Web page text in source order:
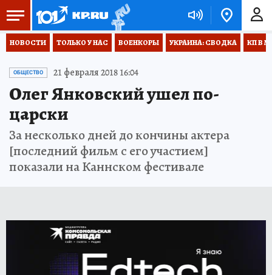
НОВОСТИ ТОЛЬКО У НАС ВОЕНКОРЫ УКРАИНА: СВОДКА КП В
ОБЩЕСТВО 21 февраля 2018 16:04
Олег Янковский ушел по-
царски
За несколько дней до кончины актера
[последний фильм с его участием]
показали на Каннском фестивале